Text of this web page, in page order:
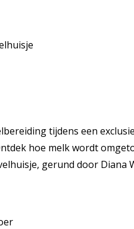
tijdens een
hoe melk wordt
gerund door Diana